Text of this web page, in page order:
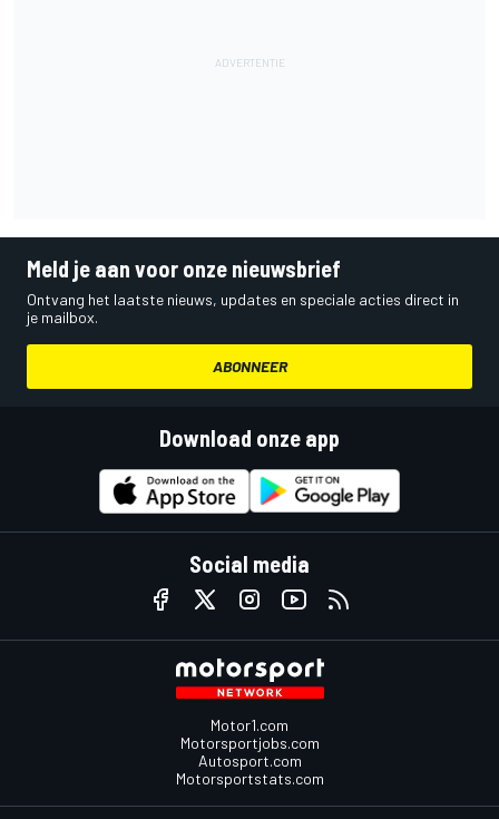
Meld je aan voor onze nieuwsbrief
Ontvang het laatste nieuws, updates en speciale acties direct in
je mailbox.
ABONNEER
Download onze app
Social media
Motor1.com
Motorsportjobs.com
Autosport.com
Motorsportstats.com